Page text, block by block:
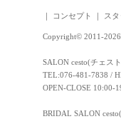
コンセプト ス
Copyright© 2011-2026
SALON cesto(チェ
TEL:076-481-7838 /
OPEN-CLOSE 10:00-
BRIDAL SALON